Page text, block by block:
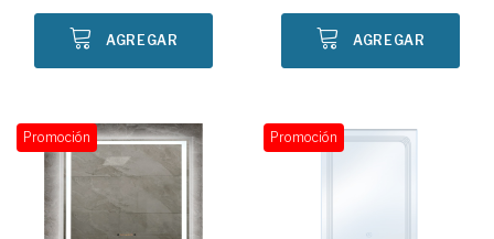
AGREGAR AGREGAR
Promoción Promoción